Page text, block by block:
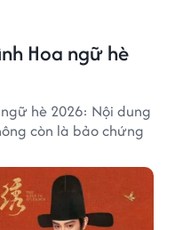
Hoa ngữ hè
hè 2026: Nội dung
còn là bảo chứng